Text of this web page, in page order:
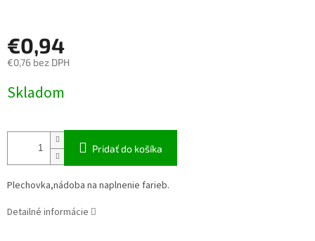
€0,94
€0,76 bez DPH
cena:
Skladom
Pridať do košíka
Plechovka,nádoba na naplnenie farieb.
Detailné informácie